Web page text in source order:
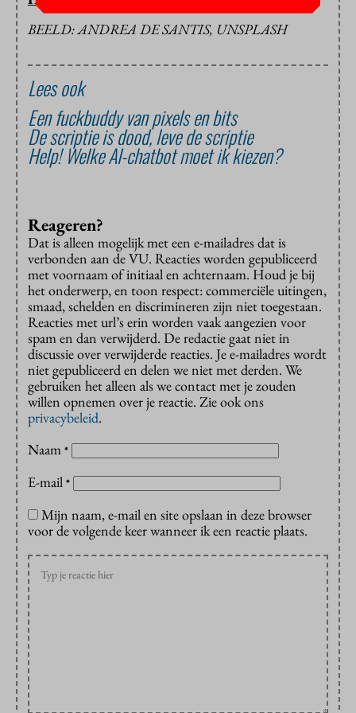
BEELD: ANDREA DE SANTIS, UNSPLASH
Lees ook
Een fuckbuddy van pixels en bits
De scriptie is dood, leve de scriptie
Help! Welke AI-chatbot moet ik kiezen?
Reageren?
Dat is alleen mogelijk met een e-mailadres dat is
verbonden aan de VU. Reacties worden gepubliceerd
met voornaam of initiaal en achternaam. Houd je bij
het onderwerp, en toon respect: commerciële uitingen,
smaad, schelden en discrimineren zijn niet toegestaan.
Reacties met url’s erin worden vaak aangezien voor
spam en dan verwijderd. De redactie gaat niet in
discussie over verwijderde reacties. Je e-mailadres wordt
niet gepubliceerd en delen we niet met derden. We
gebruiken het alleen als we contact met je zouden
willen opnemen over je reactie. Zie ook ons
privacybeleid.
Naam *
E-mail *
Mijn naam, e-mail en site opslaan in deze browser
voor de volgende keer wanneer ik een reactie plaats.